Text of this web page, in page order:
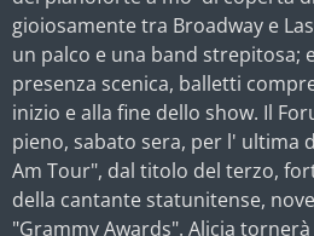
gioiosamente tra Broadway e
un palco e una band strepitosa;
presenza scenica, balletti
inizio e alla fine dello show. Il
pieno, sabato sera, per l' ultima
Am Tour", dal titolo del terzo,
della cantante statunitense,
"Grammy Awards". Alicia